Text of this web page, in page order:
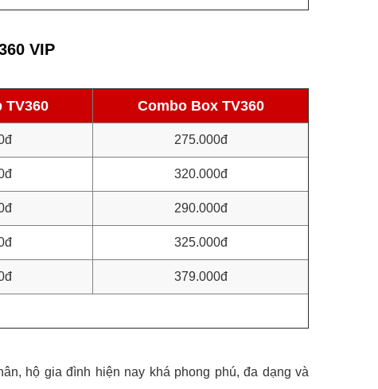
VIP
TV360 Combo Box TV360
275.000đ
320.000đ
290.000đ
325.000đ
379.000đ
hộ gia đình hiện nay khá phong phú, đa dạng và